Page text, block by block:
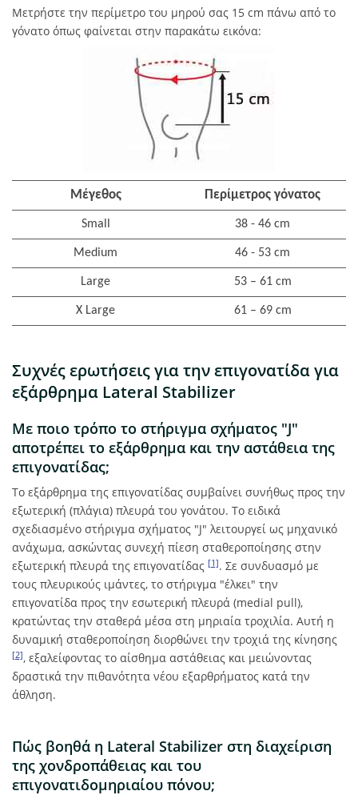
Μετρήστε την περίμετρο του μηρού σας 15 cm πάνω από το
γόνατο όπως φαίνεται στην παρακάτω εικόνα:
Μέγεθος Περίμετρος γόνατος
Small 38 - 46 cm
Medium 46 - 53 cm
Large 53 – 61 cm
X Large 61 – 69 cm
Συχνές ερωτήσεις για την επιγονατίδα για
εξάρθρημα Lateral Stabilizer
Με ποιο τρόπο το στήριγμα σχήματος "J"
αποτρέπει το εξάρθρημα και την αστάθεια της
επιγονατίδας;
Το εξάρθρημα της επιγονατίδας συμβαίνει συνήθως προς την
εξωτερική (πλάγια) πλευρά του γονάτου. Το ειδικά
σχεδιασμένο στήριγμα σχήματος "J" λειτουργεί ως μηχανικό
ανάχωμα, ασκώντας συνεχή πίεση σταθεροποίησης στην
εξωτερική πλευρά της επιγονατίδας [1]. Σε συνδυασμό με
τους πλευρικούς ιμάντες, το στήριγμα "έλκει" την
επιγονατίδα προς την εσωτερική πλευρά (medial pull),
κρατώντας την σταθερά μέσα στη μηριαία τροχιλία. Αυτή η
δυναμική σταθεροποίηση διορθώνει την τροχιά της κίνησης
[2], εξαλείφοντας το αίσθημα αστάθειας και μειώνοντας
δραστικά την πιθανότητα νέου εξαρθρήματος κατά την
άθληση.
Πώς βοηθά η Lateral Stabilizer στη διαχείριση
της χονδροπάθειας και του
επιγονατιδομηριαίου πόνου;